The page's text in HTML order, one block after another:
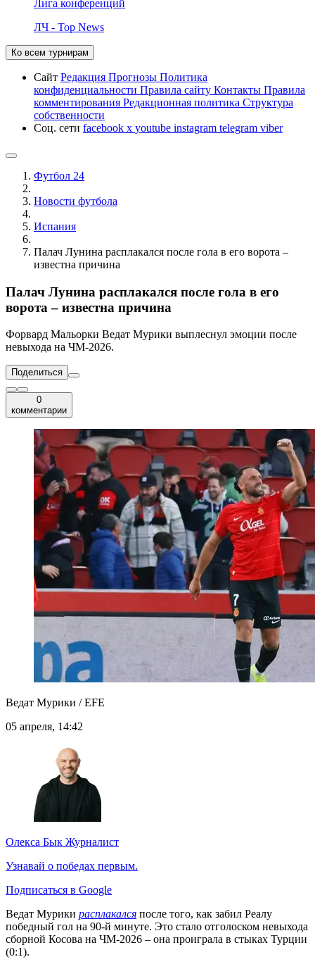
Лига конференций
ЛЧ - Top News
Ко всем турнирам
Сайт Редакция Прогнозы Политика
конфиденциальности Правила сайту Контакты Правила
комментирования Редакционная политика Структура
собственности
Соц. сети facebook x youtube instagram telegram viber
Футбол 24
Новости футбола
Испания
Палач Лунина расплакался после гола в его ворота –
известна причина
Палач Лунина расплакался после гола в его
ворота – известна причина
Форвард Мальорки Ведат Мурики выплеснул эмоции после
невыхода на ЧМ-2026.
Поделиться
0
комментарии
Ведат Мурики / EFE
05 апреля, 14:42
Олекса Бык Журналист
Узнавай о победах первым.
Подписаться в Google
Ведат Мурики расплакался после того, как забил Реалу
победный гол на 90-й минуте. Это стало отголоском невыхода
сборной Косова на ЧМ-2026 – она проиграла в стыках Турции
(0:1).